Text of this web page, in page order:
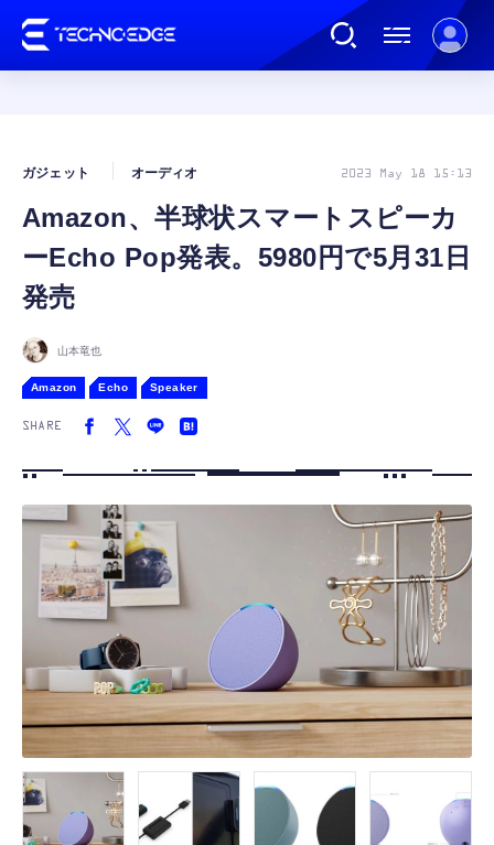
AI
カルチャー
Amazon、半球状スマートスピーカ
ーEcho Pop発表。5980円で5月31日
発売
ガジェット オーディオ 2023 May 18 15:13
山本竜也
Amazon Echo Speaker
SHARE